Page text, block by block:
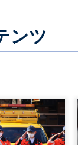
ンツ